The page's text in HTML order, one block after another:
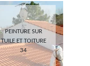
PEINTURE SUR
TUILE ET TOITURE
34